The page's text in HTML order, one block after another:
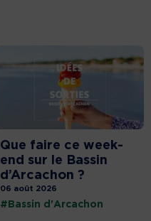
Que faire ce week-
end sur le Bassin
d’Arcachon ?
06 août 2026
#Bassin d'Arcachon